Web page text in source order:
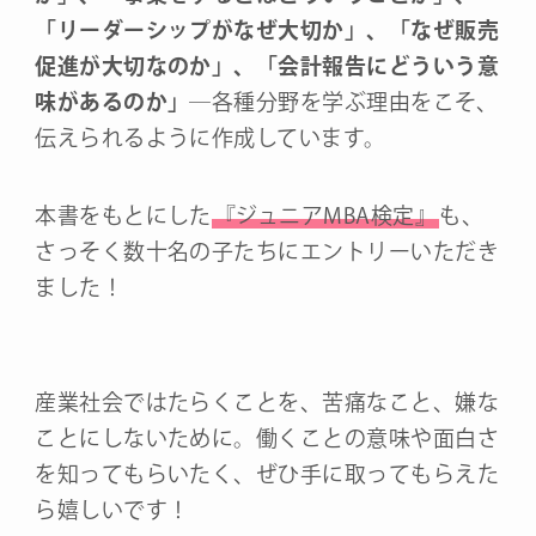
「リーダーシップがなぜ大切か」、「なぜ販売
促進が大切なのか」、「会計報告にどういう意
味があるのか」―各種分野を学ぶ理由をこそ、
伝えられるように作成しています。
本書をもとにした 『ジュニアMBA検定』も、
さっそく数十名の子たちにエントリーいただき
ました！
産業社会ではたらくことを、苦痛なこと、嫌な
ことにしないために。働くことの意味や面白さ
を知ってもらいたく、ぜひ手に取ってもらえた
ら嬉しいです！